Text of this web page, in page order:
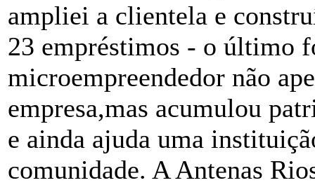
ampliei a clientela e
23 empréstimos - o último
microempreendedor não
empresa,mas acumulou
e ainda ajuda uma
comunidade. A Antenas